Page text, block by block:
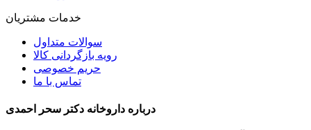
خدمات مشتریان
سوالات متداول
رویه بازگردانی کالا
حریم خصوصی
تماس با ما
درباره داروخانه دکتر سحر احمدی